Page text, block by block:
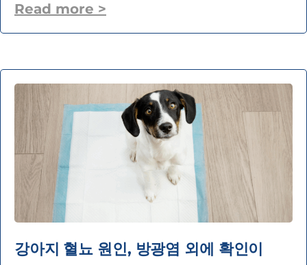
Read more >
강아지 혈뇨 원인, 방광염 외에 확인이